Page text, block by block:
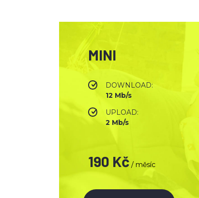
MINI
DOWNLOAD:
12 Mb/s
UPLOAD:
2 Mb/s
190 Kč / měsíc